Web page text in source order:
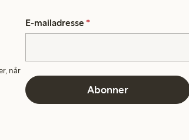
når
E-mailadresse *
Abonner